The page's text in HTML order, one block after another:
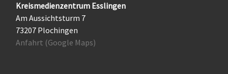
Kreismedienzentrum Esslingen
Am Aussichtsturm 7
73207 Plochingen
Anfahrt (Google Maps)